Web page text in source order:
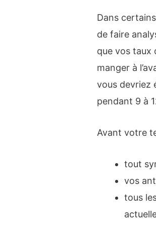
Dans
de faire
que vos taux
manger à
vous devriez
pendant 9 à
Avant votre
tout
vos
tous